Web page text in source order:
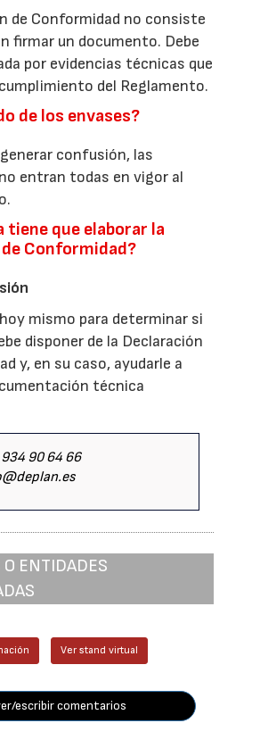
de Conformidad no consiste
firmar un documento. Debe
por evidencias técnicas que
del Reglamento.
de los envases?
confusión, las
entran todas en vigor al
tiene que elaborar la
Conformidad?
mismo para determinar si
disponer de la Declaración
y, en su caso, ayudarle a
técnica
90 64 66
ENTIDADES
Ver stand virtual
escribir comentarios